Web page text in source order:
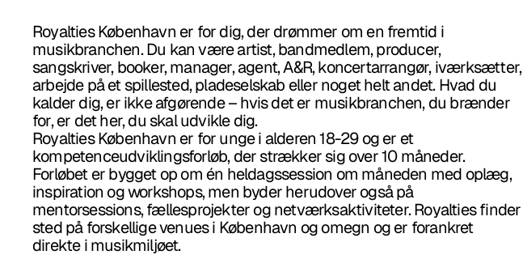
Royalties København er for dig, der drømmer om en fremtid i
musikbranchen. Du kan være artist, bandmedlem, producer,
sangskriver, booker, manager, agent, A&R, koncertarrangør, iværksætter,
arbejde på et spillested, pladeselskab eller noget helt andet. Hvad du
kalder dig, er ikke afgørende – hvis det er musikbranchen, du brænder
for, er det her, du skal udvikle dig.
Royalties København er for unge i alderen 18-29 og er et
kompetenceudviklingsforløb, der strækker sig over 10 måneder.
Forløbet er bygget op om én heldagssession om måneden med oplæg,
inspiration og workshops, men byder herudover også på
mentorsessions, fællesprojekter og netværksaktiviteter. Royalties finder
sted på forskellige venues i København og omegn og er forankret
direkte i musikmiljøet.